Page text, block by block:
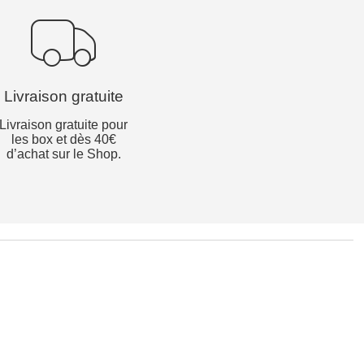
Livraison gratuite
Livraison gratuite pour
les box et dès 40€
d’achat sur le Shop.